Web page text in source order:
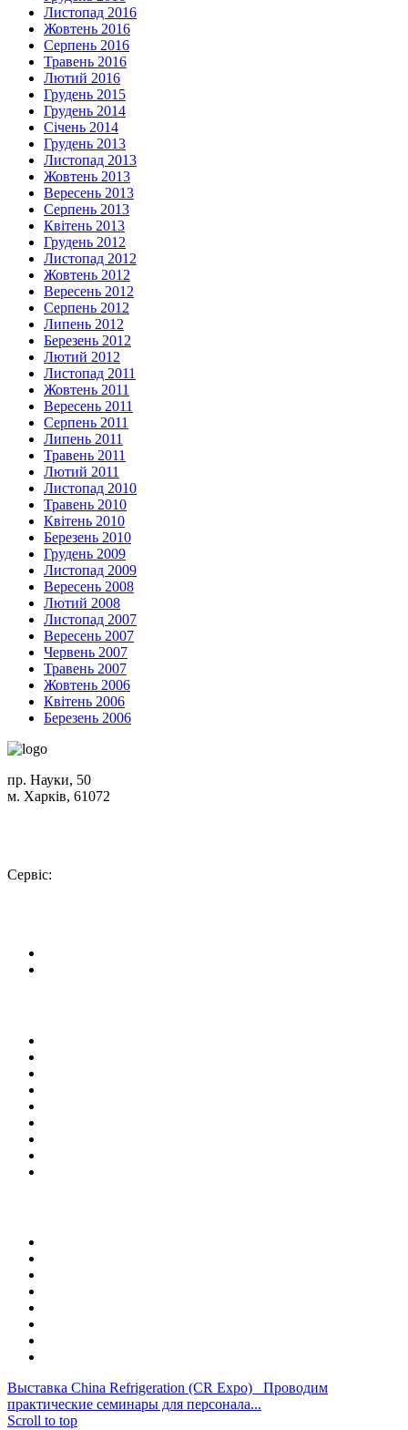
Листопад 2016
Жовтень 2016
Серпень 2016
Травень 2016
Лютий 2016
Грудень 2015
Грудень 2014
Січень 2014
Грудень 2013
Листопад 2013
Жовтень 2013
Вересень 2013
Серпень 2013
Квітень 2013
Грудень 2012
Листопад 2012
Жовтень 2012
Вересень 2012
Серпень 2012
Липень 2012
Березень 2012
Лютий 2012
Листопад 2011
Жовтень 2011
Вересень 2011
Серпень 2011
Липень 2011
Травень 2011
Лютий 2011
Листопад 2010
Травень 2010
Квітень 2010
Березень 2010
Грудень 2009
Листопад 2009
Вересень 2008
Лютий 2008
Листопад 2007
Вересень 2007
Червень 2007
Травень 2007
Жовтень 2006
Квітень 2006
Березень 2006
пр. Науки, 50
м. Харків, 61072
Сервіс:
Выставка China Refrigeration (CR Expo)
Проводим
практические семинары для персонала...
Scroll to top